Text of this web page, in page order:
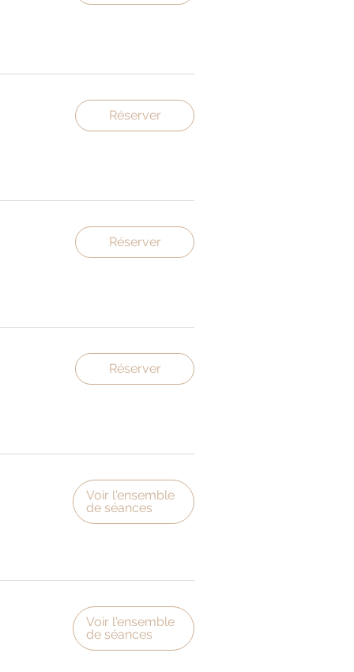
Réserver
Réserver
Réserver
Voir l'ensemble
de séances
Voir l'ensemble
de séances